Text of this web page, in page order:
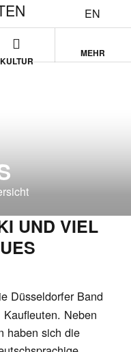
EN
KULTUR
MEHR
UND VIEL
Düsseldorfer Band
Neben
haben sich die